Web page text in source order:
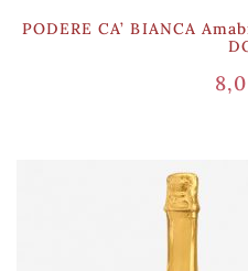
PODERE CA’ BIANCA